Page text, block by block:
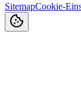
SitemapCookie-